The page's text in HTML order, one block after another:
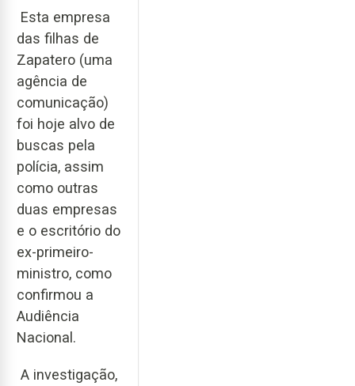
Esta empresa
das filhas de
Zapatero (uma
agência de
comunicação)
foi hoje alvo de
buscas pela
polícia, assim
como outras
duas empresas
e o escritório do
ex-primeiro-
ministro, como
confirmou a
Audiência
Nacional.
A investigação,